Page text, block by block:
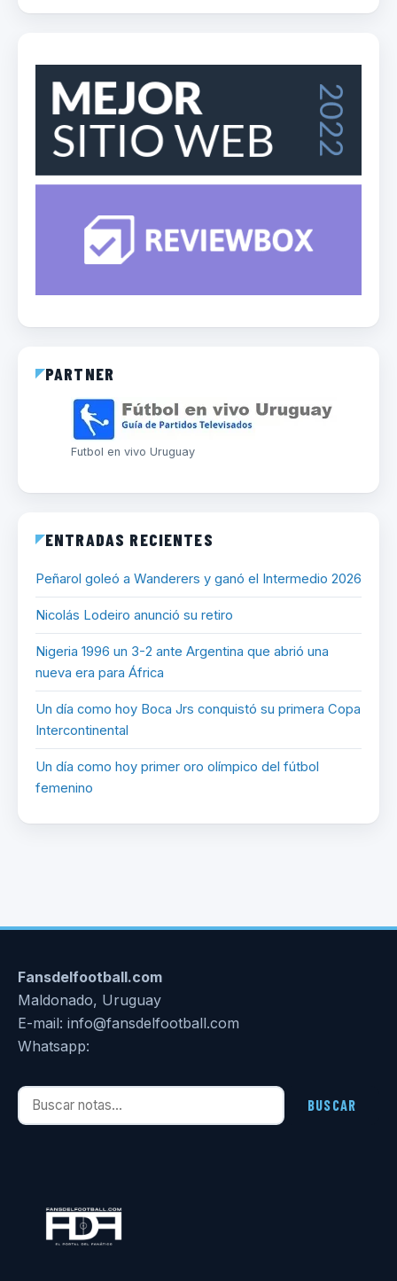
PARTNER
Futbol en vivo Uruguay
ENTRADAS RECIENTES
Peñarol goleó a Wanderers y ganó el Intermedio 2026
Nicolás Lodeiro anunció su retiro
Nigeria 1996 un 3-2 ante Argentina que abrió una
nueva era para África
Un día como hoy Boca Jrs conquistó su primera Copa
Intercontinental
Un día como hoy primer oro olímpico del fútbol
femenino
Fansdelfootball.com
Maldonado, Uruguay
E-mail: info@fansdelfootball.com
Whatsapp:
Buscar notas BUSCAR